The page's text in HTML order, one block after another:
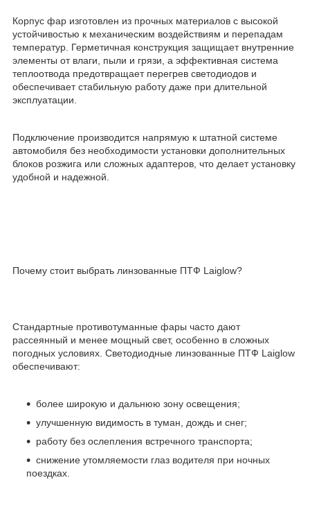
Корпус фар изготовлен из прочных материалов с высокой
устойчивостью к механическим воздействиям и перепадам
температур. Герметичная конструкция защищает внутренние
элементы от влаги, пыли и грязи, а эффективная система
теплоотвода предотвращает перегрев светодиодов и
обеспечивает стабильную работу даже при длительной
эксплуатации.
Подключение производится напрямую к штатной системе
автомобиля без необходимости установки дополнительных
блоков розжига или сложных адаптеров, что делает установку
удобной и надежной.
Почему стоит выбрать линзованные ПТФ Laiglow?
Стандартные противотуманные фары часто дают
рассеянный и менее мощный свет, особенно в сложных
погодных условиях. Светодиодные линзованные ПТФ Laiglow
обеспечивают:
более широкую и дальнюю зону освещения;
улучшенную видимость в туман, дождь и снег;
работу без ослепления встречного транспорта;
снижение утомляемости глаз водителя при ночных
поездках.